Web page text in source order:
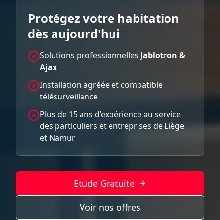
Protégez votre habitation
dès aujourd'hui
Solutions professionnelles Jablotron &
Ajax
Installation agréée et compatible
télésurveillance
Plus de 15 ans d’expérience au service
des particuliers et entreprises de Liège
et Namur
Etude Gratuite
Voir nos offres